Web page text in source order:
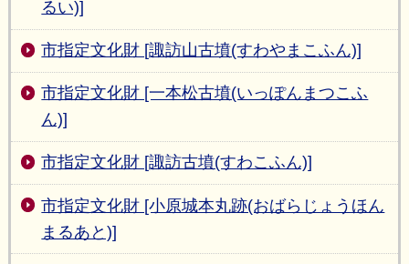
るい)]
市指定文化財 [諏訪山古墳(すわやまこふん)]
市指定文化財 [一本松古墳(いっぽんまつこふ
ん)]
市指定文化財 [諏訪古墳(すわこふん)]
市指定文化財 [小原城本丸跡(おばらじょうほん
まるあと)]